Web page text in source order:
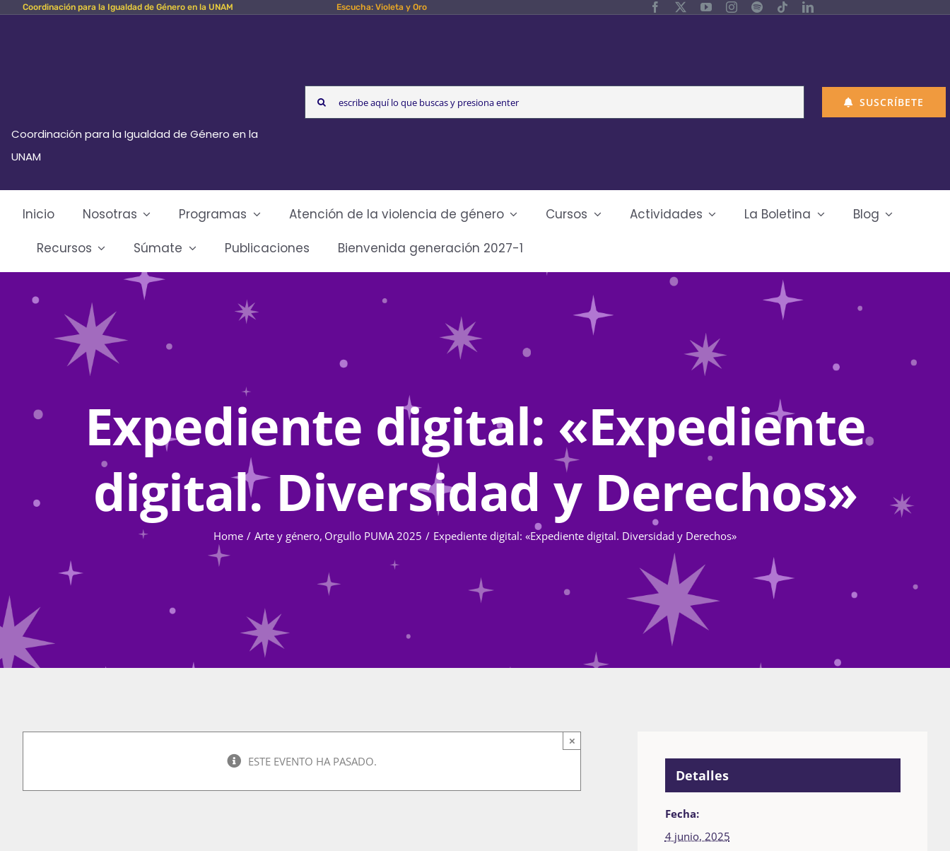
Skip Coordinación para la Igualdad de Género en la UNAM Escucha: Violeta y Oro
Coordinación para la Igualdad de Género en la
UNAM
Search
for:
SUSCRÍBETE
Inicio Nosotras Programas Atención de la violencia de género Cursos Actividades La Boletina
Blog
Recursos
Súmate Publicaciones Bienvenida generación 2027-1
Expediente digital: «Expediente
digital. Diversidad y Derechos»
Home Arte y género Orgullo PUMA 2025 Expediente digital: «Expediente digital. Diversidad y Derechos»
ESTE EVENTO HA PASADO.
×
Detalles
Fecha:
4 junio, 2025